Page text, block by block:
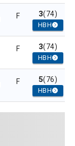
F 3(74)
HBH
F 3(74)
HBH
F 5(76)
HBH